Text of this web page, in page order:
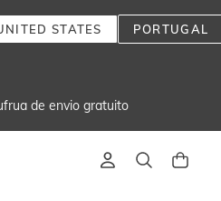
STATES PORTUGAL
de envio gratuito